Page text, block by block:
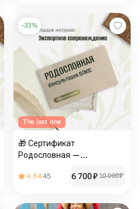
-33%
The last one
🎁 Сертификат
Родословная —
4.8445 6 700₽ 10 000₽